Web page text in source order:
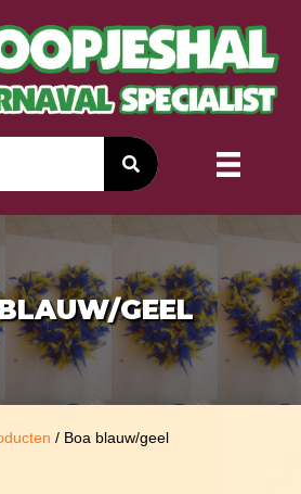
GEEL
/ Boa blauw/geel